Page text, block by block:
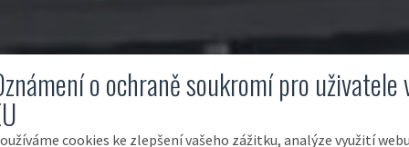
o ochraně soukromí pro uživatele
cookies ke zlepšení vašeho zážitku, analýze využití